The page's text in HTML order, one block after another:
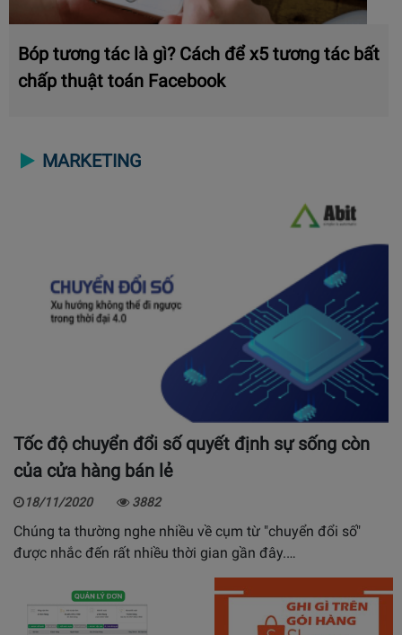
Bóp tương tác là gì? Cách để x5 tương tác bất
chấp thuật toán Facebook
MARKETING
Tốc độ chuyển đổi số quyết định sự sống còn
của cửa hàng bán lẻ
18/11/2020 3882
Chúng ta thường nghe nhiều về cụm từ "chuyển đổi số"
được nhắc đến rất nhiều thời gian gần đây.…